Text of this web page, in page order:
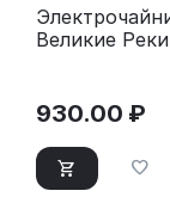
Великие
930.00 ₽